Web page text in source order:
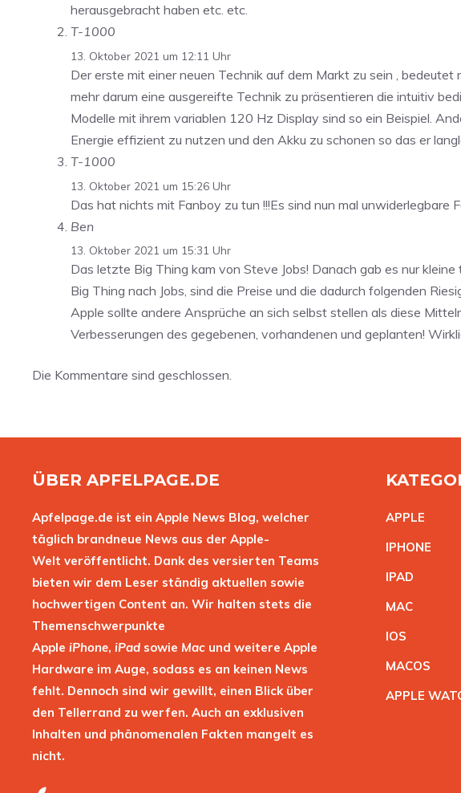
herausgebracht haben etc. etc.
T-1000
13. Oktober 2021 um 12:11 Uhr
Der erste mit einer neuen Technik auf dem Markt zu sein ,
mehr darum eine ausgereifte Technik zu präsentieren die intuitiv
Modelle mit ihrem variablen 120 Hz Display sind so ein Beispiel.
Energie effizient zu nutzen und den Akku zu schonen so das er
T-1000
13. Oktober 2021 um 15:26 Uhr
Das hat nichts mit Fanboy zu tun !!!Es sind nun mal unwiderlegbare
Ben
13. Oktober 2021 um 15:31 Uhr
Das letzte Big Thing kam von Steve Jobs! Danach gab es nur
Big Thing nach Jobs, sind die Preise und die dadurch folgenden
Apple sollte andere Ansprüche an sich selbst stellen als diese
Verbesserungen des gegebenen, vorhandenen und geplanten!
Die Kommentare sind geschlossen.
ÜBER APFELPAGE.DE
Apfelpage.de ist ein Apple News Blog, welcher
täglich brandneue News aus der Apple-
Welt veröffentlicht. Dank des versierten Teams
bieten wir dem Leser ständig aktuellen sowie
hochwertigen Content an. Wir halten stets die
Themenschwerpunkte
Apple iPhone, iPad sowie Mac und weitere Apple
Hardware im Auge, sodass es an keinen News
fehlt. Dennoch sind wir gewillt, einen Blick über
den Tellerrand zu werfen. Auch an exklusiven
Inhalten und phänomenalen Fakten mangelt es
nicht.
APPLE
IPHONE
IPAD
MAC
IOS
MACOS
APPLE